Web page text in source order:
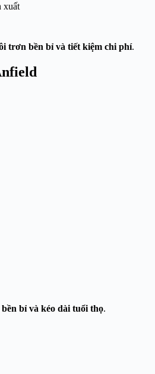
xuất
trơn bền bỉ và tiết kiệm chi phí.
bỉ và kéo dài tuổi thọ.